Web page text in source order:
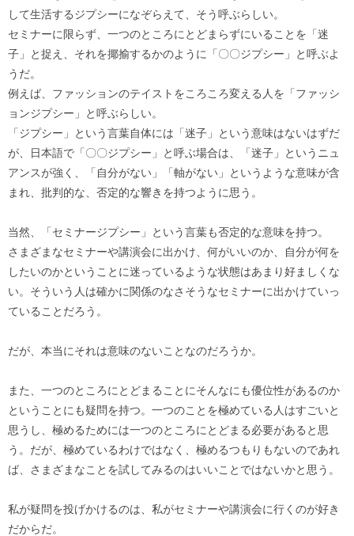
して生活するジプシーになぞらえて、そう呼ぶらしい。
セミナーに限らず、一つのところにとどまらずにいることを「迷
子」と捉え、それを揶揄するかのように「〇〇ジプシー」と呼ぶよ
うだ。
例えば、ファッションのテイストをころころ変える人を「ファッシ
ョンジプシー」と呼ぶらしい。
「ジプシー」という言葉自体には「迷子」という意味はないはずだ
が、日本語で「〇〇ジプシー」と呼ぶ場合は、「迷子」というニュ
アンスが強く、「自分がない」「軸がない」というような意味が含
まれ、批判的な、否定的な響きを持つように思う。
当然、「セミナージプシー」という言葉も否定的な意味を持つ。
さまざまなセミナーや講演会に出かけ、何がいいのか、自分が何を
したいのかということに迷っているような状態はあまり好ましくな
い。そういう人は確かに関係のなさそうなセミナーに出かけていっ
ていることだろう。
だが、本当にそれは意味のないことなのだろうか。
また、一つのところにとどまることにそんなにも優位性があるのか
ということにも疑問を持つ。一つのことを極めている人はすごいと
思うし、極めるためには一つのところにとどまる必要があると思
う。だが、極めているわけではなく、極めるつもりもないのであれ
ば、さまざまなことを試してみるのはいいことではないかと思う。
私が疑問を投げかけるのは、私がセミナーや講演会に行くのが好き
だからだ。